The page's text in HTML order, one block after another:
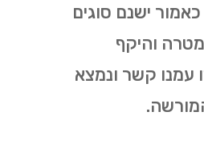
ישנם סוגים
והיקף
עמנו קשר ונמצא